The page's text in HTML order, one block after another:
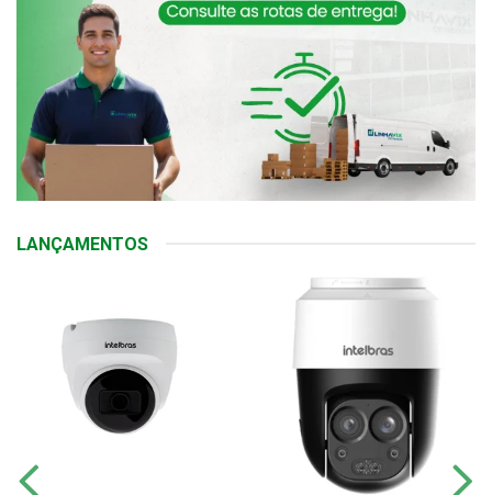
LANÇAMENTOS